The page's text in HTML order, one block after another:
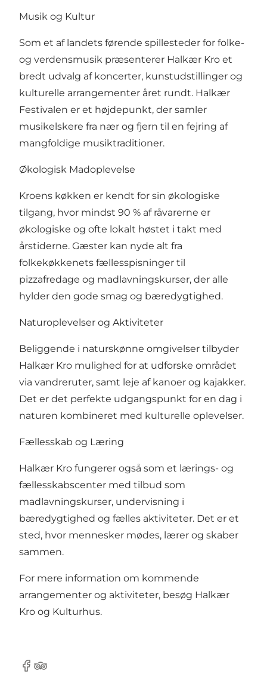
Musik og Kultur
Som et af landets førende spillesteder for folke-
og verdensmusik præsenterer Halkær Kro et
bredt udvalg af koncerter, kunstudstillinger og
kulturelle arrangementer året rundt. Halkær
Festivalen er et højdepunkt, der samler
musikelskere fra nær og fjern til en fejring af
mangfoldige musiktraditioner.
Økologisk Madoplevelse
Kroens køkken er kendt for sin økologiske
tilgang, hvor mindst 90 % af råvarerne er
økologiske og ofte lokalt høstet i takt med
årstiderne. Gæster kan nyde alt fra
folkekøkkenets fællesspisninger til
pizzafredage og madlavningskurser, der alle
hylder den gode smag og bæredygtighed.
Naturoplevelser og Aktiviteter
Beliggende i naturskønne omgivelser tilbyder
Halkær Kro mulighed for at udforske området
via vandreruter, samt leje af kanoer og kajakker.
Det er det perfekte udgangspunkt for en dag i
naturen kombineret med kulturelle oplevelser.
Fællesskab og Læring
Halkær Kro fungerer også som et lærings- og
fællesskabscenter med tilbud som
madlavningskurser, undervisning i
bæredygtighed og fælles aktiviteter. Det er et
sted, hvor mennesker mødes, lærer og skaber
sammen.
For mere information om kommende
arrangementer og aktiviteter, besøg Halkær
Kro og Kulturhus.
Facebook
Tripadvisor